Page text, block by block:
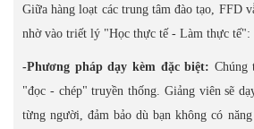
Giữa hàng loạt các trung tâm đào tạo, FFD
nhờ vào triết lý "Học thực tế - Làm thực tế":
-Phương pháp dạy kèm đặc biệt: Chúng
"đọc - chép" truyền thống. Giảng viên sẽ
từng người, đảm bảo dù bạn không có